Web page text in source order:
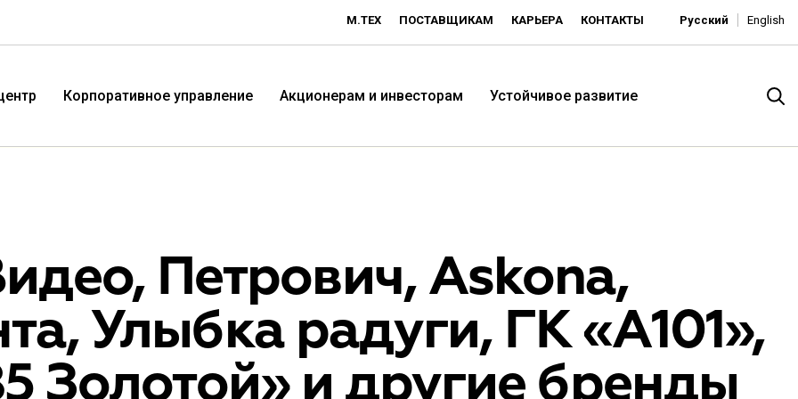
М.ТЕХ ПОСТАВЩИКАМ КАРЬЕРА КОНТАКТЫ Русский English
Технологичная розничная
компания «М.Видео»
Территория низких цен -
«Эльдорадо»
Корпоративное управление Акционерам и инвесторам Устойчивое развитие
Петрович, Askona,
Улыбка радуги, ГК «A101»,
Золотой» и другие бренды